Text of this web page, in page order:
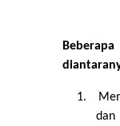
1.
dan